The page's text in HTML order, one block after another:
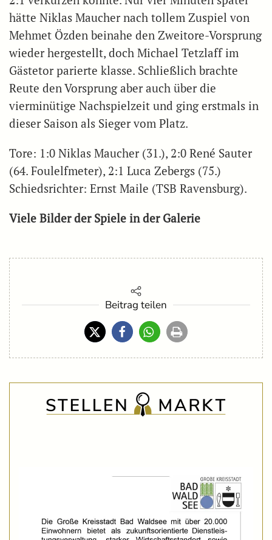
hätte Niklas Maucher nach tollem Zuspiel von
Mehmet Özden beinahe den Zweitore-Vorsprung
wieder hergestellt, doch Michael Tetzlaff im
Gästetor parierte klasse. Schließlich brachte
Reute den Vorsprung aber auch über die
vierminütige Nachspielzeit und ging erstmals in
dieser Saison als Sieger vom Platz.
Tore: 1:0 Niklas Maucher (31.), 2:0 René Sauter
(64. Foulelfmeter), 2:1 Luca Zebergs (75.)
Schiedsrichter: Ernst Maile (TSB Ravensburg).
Viele Bilder der Spiele in der Galerie
Beitrag teilen